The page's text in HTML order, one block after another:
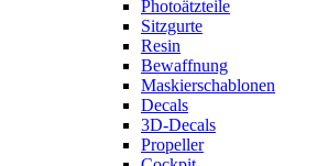
Photoätzteile
Sitzgurte
Resin
Bewaffnung
Maskierschablonen
Decals
3D-Decals
Propeller